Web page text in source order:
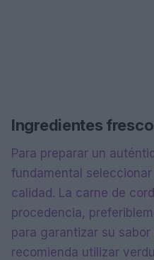
Ingredientes
Para preparar un
fundamental
calidad. La carne de
procedencia,
para garantizar su
recomienda utilizar